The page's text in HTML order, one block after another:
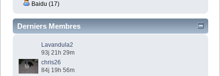
Baidu (17)
Derniers Membres
Lavandula2
93j 21h 29m
chris26
84j 19h 56m